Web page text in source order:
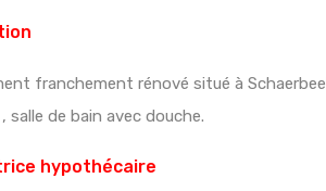
franchement rénové situé à
salle de bain avec douche.
hypothécaire